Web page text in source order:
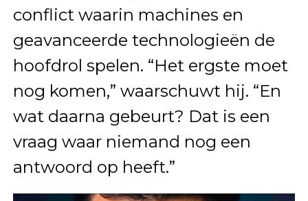
conflict waarin machines en
geavanceerde technologieën de
hoofdrol spelen. “Het ergste moet
nog komen,” waarschuwt hij. “En
wat daarna gebeurt? Dat is een
vraag waar niemand nog een
antwoord op heeft.”